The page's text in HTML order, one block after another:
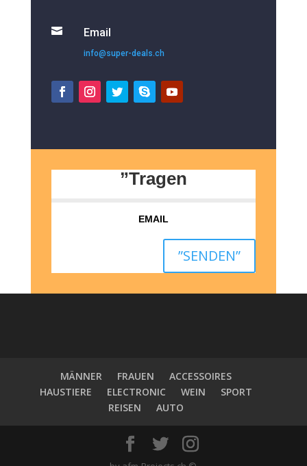
 Email
info@super-deals.ch
”Tragen
”SENDEN”
MÄNNER FRAUEN
ACCESSOIRES
HAUSTIERE
ELECTRONIC WEIN
SPORT
REISEN
AUTO